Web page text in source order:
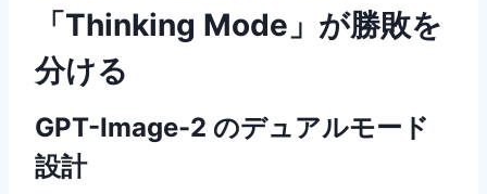
「Thinking Mode」が勝敗を
分ける
GPT-Image-2 のデュアルモード
設計